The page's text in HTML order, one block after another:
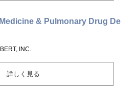
& Pulmonary Drug De
INC.
詳しく見る